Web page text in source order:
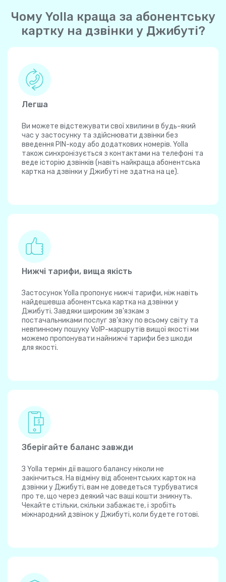
Чому Yolla краща за абонентську
картку на дзвінки у Джибуті?
Легша
Ви можете відстежувати свої хвилини в будь-який
час у застосунку та здійснювати дзвінки без
введення PIN-коду або додаткових номерів. Yolla
також синхронізується з контактами на телефоні та
веде історію дзвінків (навіть найкраща абонентська
картка на дзвінки у Джибуті не здатна на це).
Нижчі тарифи, вища якість
Застосунок Yolla пропонує нижчі тарифи, ніж навіть
найдешевша абонентська картка на дзвінки у
Джибуті. Завдяки широким зв'язкам з
постачальниками послуг зв'язку по всьому світу та
невпинному пошуку VoIP-маршрутів вищої якості ми
можемо пропонувати найнижчі тарифи без шкоди
для якості.
Зберігайте баланс завжди
З Yolla термін дії вашого балансу ніколи не
закінчиться. На відміну від абонентських карток на
дзвінки у Джибуті, вам не доведеться турбуватися
про те, що через деякий час ваші кошти зникнуть.
Чекайте стільки, скільки забажаєте, і зробіть
міжнародний дзвінок у Джибуті, коли будете готові.